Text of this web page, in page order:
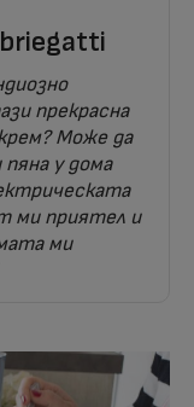
прекрасна
Може да
у дома
ми приятел и
ми